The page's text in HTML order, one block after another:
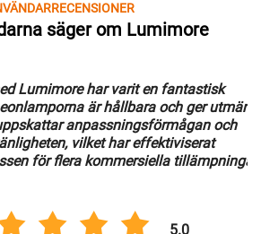
säger om Lumimore
Lumimore har varit en fantastisk
är hållbara och ger utmärkt
anpassningsförmågan och
vilket har effektiviserat
för flera kommersiella tillämpningar.
5.0